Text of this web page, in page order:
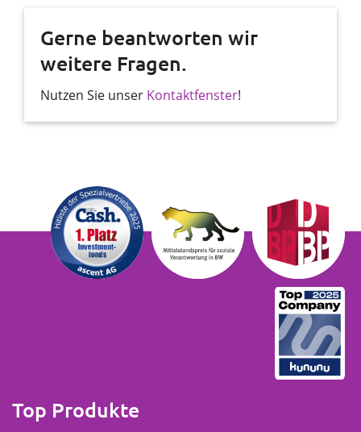
Gerne beantworten wir
weitere Fragen.
Nutzen Sie unser Kontaktfenster!
Top Produkte